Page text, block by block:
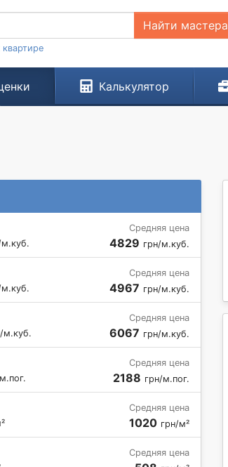
Найти мастера
Калькулятор
м.куб.
Средняя цена
4829 грн/м.куб.
м.куб.
Средняя цена
4967 грн/м.куб.
м.куб.
Средняя цена
6067 грн/м.куб.
Средняя цена
2188 грн/м.пог.
Средняя цена
1020 грн/м²
Средняя цена